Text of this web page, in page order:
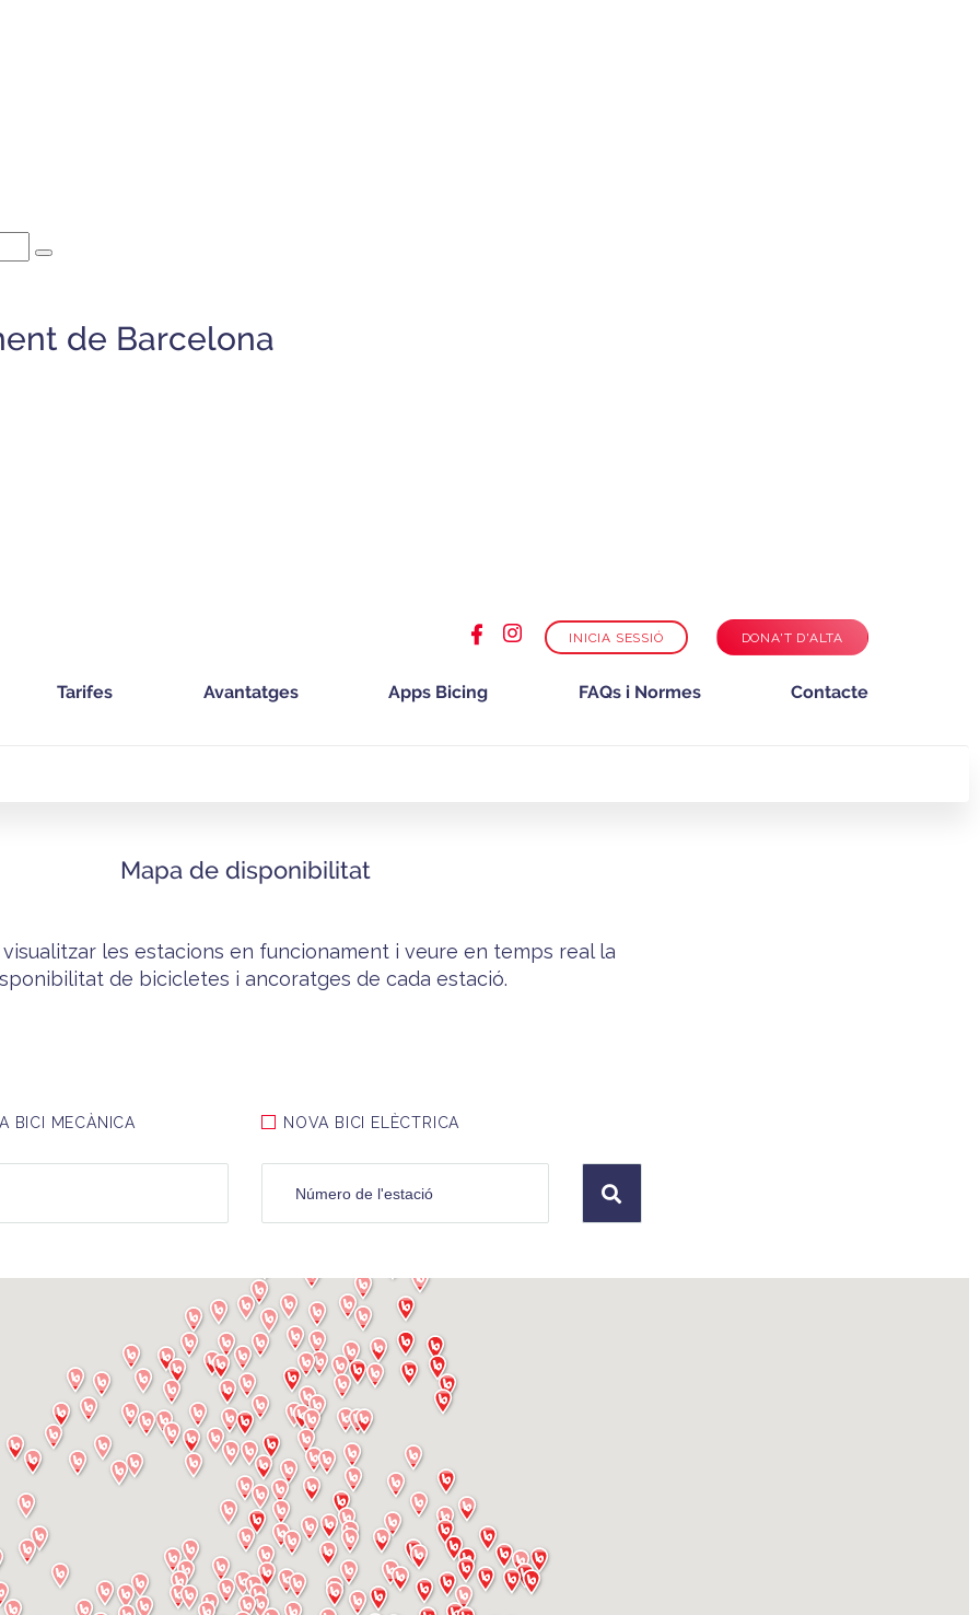
de Barcelona
INICIA SESSIÓ DONA'T D'ALTA
Tarifes Avantatges Apps Bicing FAQs i Normes Contacte
Mapa de disponibilitat
les estacions en funcionament i veure en temps real la
de bicicletes i ancoratges de cada estació.
BICI MECÀNICA NOVA BICI ELÈCTRICA